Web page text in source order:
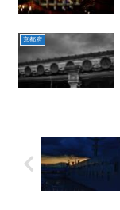
京都府